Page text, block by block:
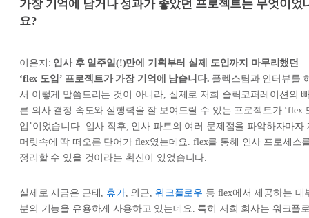
가장 기억에 남거나 성과가 좋았던 프로젝트는 무엇이었
요?
이은지: 입사 후 일주일(!)만에 기획부터 실제 도입까지 마무리했던
‘flex 도입’ 프로젝트가 가장 기억에 남습니다. 플렉스팀과 인터뷰를
서 이렇게 말씀드리는 것이 아니라, 실제로 저희 슬릭코퍼레이션의
른 의사 결정 속도와 실행력을 잘 보여드릴 수 있는 프로젝트가 ‘flex
입’이었습니다. 입사 직후, 인사 파트의 여러 문제점을 파악하자마자
머릿속에 딱 떠오른 단어가 flex였는데요. flex를 통해 인사 프로세스
정리할 수 있을 것이라는 확신이 있었습니다.
실제로 지금은 근태, 휴가, 외근, 워크플로우 등 flex에서 제공하는 대
분의 기능을 유용하게 사용하고 있는데요. 특히 저희 회사는 워크플